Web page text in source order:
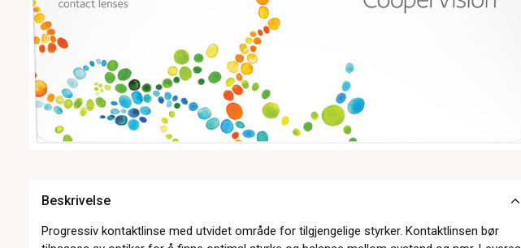
Beskrivelse
Progressiv kontaktlinse med utvidet område for tilgjengelige styrker. Kontaktlinsen bør